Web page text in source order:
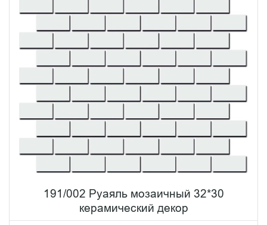
191/002 Руаяль мозаичный 32*30
керамический декор